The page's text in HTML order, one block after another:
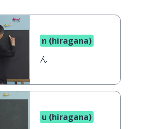
n (hiragana)
ん
u (hiragana)